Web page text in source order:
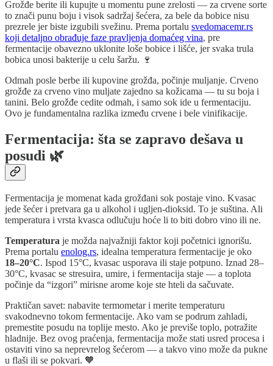
Grožđe berite ili kupujte u momentu pune zrelosti — za crvene sorte
to znači punu boju i visok sadržaj šećera, za bele da bobice nisu
prezrele jer biste izgubili svežinu. Prema portalu svedomacemr.rs
koji detaljno obrađuje faze pravljenja domaćeg vina, pre
fermentacije obavezno uklonite loše bobice i lišće, jer svaka trula
bobica unosi bakterije u celu šaržu. 🍷
Odmah posle berbe ili kupovine grožđa, počinje muljanje. Crveno
grožđe za crveno vino muljate zajedno sa kožicama — tu su boja i
tanini. Belo grožđe cedite odmah, i samo sok ide u fermentaciju.
Ovo je fundamentalna razlika između crvene i bele vinifikacije.
Fermentacija: šta se zapravo dešava u
posudi 🌿
Fermentacija je momenat kada grožđani sok postaje vino. Kvasac
jede šećer i pretvara ga u alkohol i ugljen-dioksid. To je suština. Ali
temperatura i vrsta kvasca odlučuju hoće li to biti dobro vino ili ne.
Temperatura je možda najvažniji faktor koji početnici ignorišu.
Prema portalu enolog.rs, idealna temperatura fermentacije je oko
18–20°C. Ispod 15°C, kvasac usporava ili staje potpuno. Iznad 28–
30°C, kvasac se stresuira, umire, i fermentacija staje — a toplota
počinje da “izgori” mirisne arome koje ste hteli da sačuvate.
Praktičan savet: nabavite termometar i merite temperaturu
svakodnevno tokom fermentacije. Ako vam se podrum zahladi,
premestite posudu na toplije mesto. Ako je previše toplo, potražite
hladnije. Bez ovog praćenja, fermentacija može stati usred procesa i
ostaviti vino sa neprevrelog šećerom — a takvo vino može da pukne
u flaši ili se pokvari. 🧡